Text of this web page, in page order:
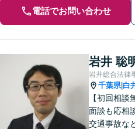
電話でお問い合わせ
岩井 聡
岩井総合法律
千葉県| 白
【初回相談
面談も応相
交通事故な